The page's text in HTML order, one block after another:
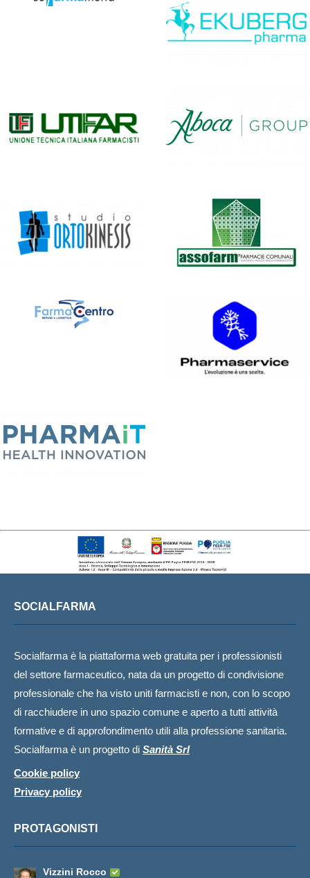
SOCIALFARMA
Socialfarma è la piattaforma web gratuita per i professionisti
del settore farmaceutico, nata da un progetto di condivisione
professionale che ha visto uniti farmacisti e non, con lo scopo
di racchiudere in uno spazio comune e aperto a tutti attività
formative e di approfondimento utili alla professione sanitaria.
Socialfarma è un progetto di Sanità Srl
Cookie policy
Privacy policy
PROTAGONISTI
Vizzini Rocco